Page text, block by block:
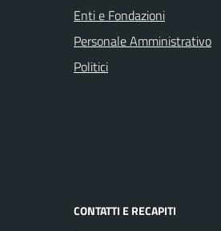
Enti e Fondazioni
Personale Amministrativo
Politici
CONTATTI E RECAPITI